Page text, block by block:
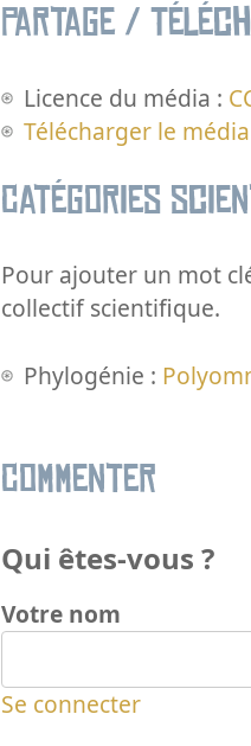
Partage /
Licence du média :
Télécharger le média
Catégories
Pour ajouter un mot
collectif scientifique.
Phylogénie :
Commenter
Qui êtes-vous ?
Votre nom
Se connecter